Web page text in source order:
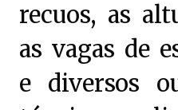
recuos, as
as vagas de
e diversos